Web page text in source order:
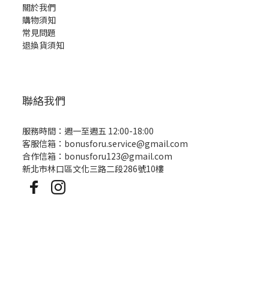
並不用擔心不鏽鋼會被腐蝕
不過單寧酸太多確實會影響茶的口感
口紅印留在杯口上太尷尬了
身為一個愛美的吃貨
而且不用擔心要一直補口紅～
關於我們
購物須知
常見問題
退換貨須知
聯絡我們
服務時間：週一至週五 12:00-18:00
客服信箱：bonusforu.service@gmail.com
合作信箱：bonusforu123@gmail.com
新北市林口區文化三路二段286號10樓